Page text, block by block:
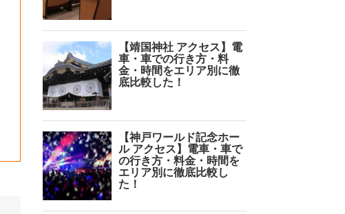
【靖国神社 アクセス】電
車・車での行き方・料
金・時間をエリア別に徹
底比較した！
【神戸ワールド記念ホー
ル アクセス】電車・車で
の行き方・料金・時間を
エリア別に徹底比較し
た！